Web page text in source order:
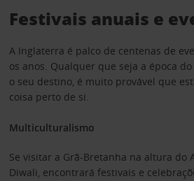
Festivais anuais e
A Inglaterra é palco de centenas de
os anos. Qualquer que seja a época
o seu destino, é muito provável que
coisa perto de si.
Multiculturalismo
Se visitar a Grã-Bretanha na altura do
Diwali, encontrará festivais e